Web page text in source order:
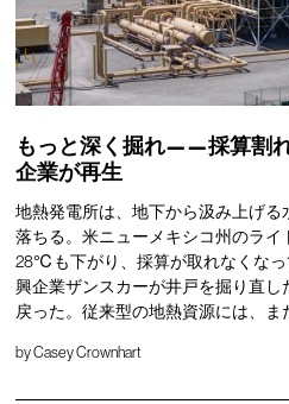
もっと深く掘れ——採算割
企業が再生
地熱発電所は、地下から汲み上げ
落ちる。米ニューメキシコ州のラ
28℃も下がり、採算が取れなくな
興企業ザンスカーが井戸を掘り直
戻った。従来型の地熱資源には、ま
byCasey Crownhart